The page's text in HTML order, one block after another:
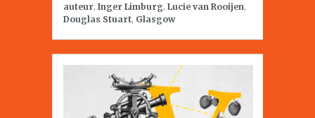
auteur, Inger Limburg, Lucie van Rooijen,
Douglas Stuart, Glasgow